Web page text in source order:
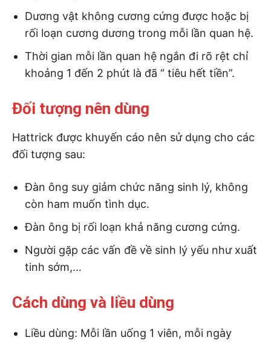
Dương vật không cương cứng được hoặc bị
rối loạn cương dương trong mỗi lần quan hệ.
Thời gian mỗi lần quan hệ ngắn đi rõ rệt chỉ
khoảng 1 đến 2 phút là đã “ tiêu hết tiền”.
Đối tượng nên dùng
Hattrick được khuyến cáo nên sử dụng cho các
đối tượng sau:
Đàn ông suy giảm chức năng sinh lý, không
còn ham muốn tình dục.
Đàn ông bị rối loạn khả năng cương cứng.
Người gặp các vấn đề về sinh lý yếu như xuất
tinh sớm,…
Cách dùng và liều dùng
Liều dùng: Mỗi lần uống 1 viên, mỗi ngày